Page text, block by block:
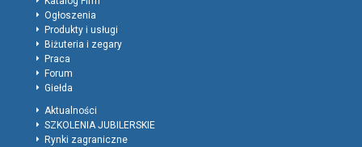
Ogłoszenia
Produkty i usługi
Biżuteria i zegary
Praca
Forum
Giełda
Aktualności
SZKOLENIA JUBILERSKIE
Rynki zagraniczne